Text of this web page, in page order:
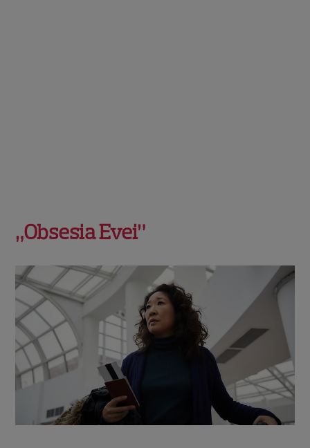
„Obsesia Evei”